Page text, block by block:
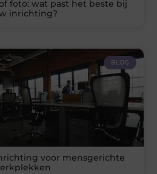
foto: wat past het beste bij
inrichting?
BLOG
voor mensgerichte